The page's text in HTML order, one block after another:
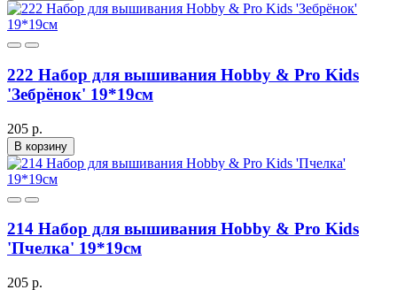
222 Набор для вышивания Hobby & Pro Kids
'Зебрёнок' 19*19см
205 р.
В корзину
214 Набор для вышивания Hobby & Pro Kids
'Пчелка' 19*19см
205 р.